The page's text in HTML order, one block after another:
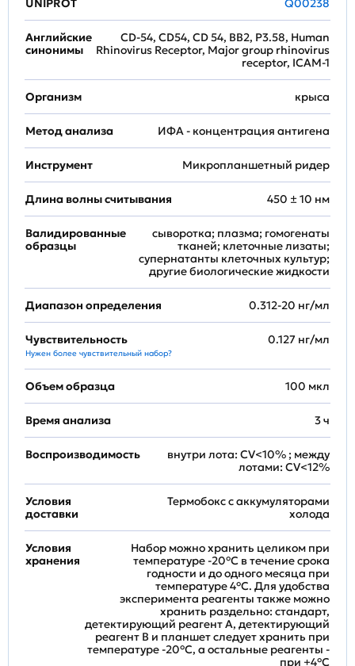
UNIPROT Q00238
Английские
синонимы
CD-54, CD54, CD 54, BB2, P3.58, Human
Rhinovirus Receptor, Major group rhinovirus
receptor, ICAM-1
Организм крыса
Метод анализа ИФА - концентрация антигена
Инструмент Микропланшетный ридер
Длина волны считывания 450 ± 10 нм
Валидированные
образцы
сыворотка; плазма; гомогенаты
тканей; клеточные лизаты;
супернатанты клеточных культур;
другие биологические жидкости
Диапазон определения 0.312-20 нг/мл
Чувствительность
Нужен более чувствительный набор?
0.127 нг/мл
Объем образца 100 мкл
Время анализа 3 ч
Воспроизводимость
внутри лота: CV<10% ; между
лотами: CV<12%
Условия
доставки
Термобокс с аккумуляторами
холода
Условия
хранения
Набор можно хранить целиком при
температуре -20°C в течение срока
годности и до одного месяца при
температуре 4°C. Для удобства
эксперимента реагенты также можно
хранить раздельно: стандарт,
детектирующий реагент A, детектирующий
реагент B и планшет следует хранить при
температуре -20°C, а остальные реагенты -
при +4°С